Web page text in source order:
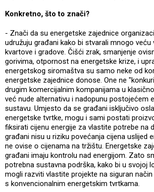
Konkretno, što to znači?
- Znači da su energetske zajednice
udružuju građani kako bi stvarali mnogo
kvartove i gradove. Čišći zrak, smanjenje
gorivima, otpornost na energetske krize, i
energetskog siromaštva su samo neke od
energetske zajednice donose. One ne
drugim komercijalnim kompanijama u
već nude alternativu i nadopunu postojećem
sustavu. Umjesto da se građani isključivo
energetske tvrtke, mogu i sami postati
fiksirati cijenu energije za vlastite potrebe na
građani nisu u riziku povećanja cijena uslijed
ne ovise o cijenama na tržištu. Energetske
građani imaju kontrolu nad energijom. Zato
potrebna sustavna podrška, kako bi u svojoj
mogli razviti vlastite projekte na siguran
s konvencionalnim energetskim tvrtkama.